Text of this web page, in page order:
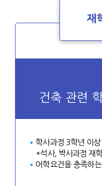
재
건축 관련
학사과정 3학년 이상
*석사, 박사과정 재
어학요건을 충족하